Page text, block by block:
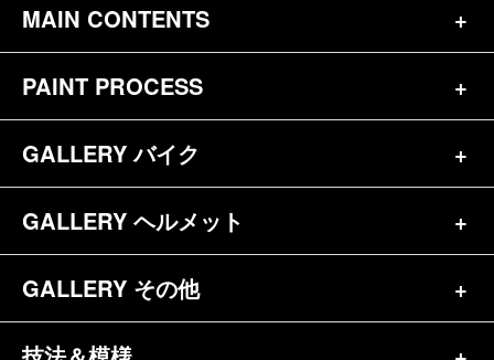
MAIN CONTENTS
トップページ
お問合せ
参考価格
キャンディペイントとは？
PAINT PROCESS
バイク（180）
ヘルメット（84）
GALLERY バイク
バイク一覧（184）
ハーレー（141）
GALLERY ヘルメット
ヘルメット一覧（139）
半ヘル（39）
GALLERY その他